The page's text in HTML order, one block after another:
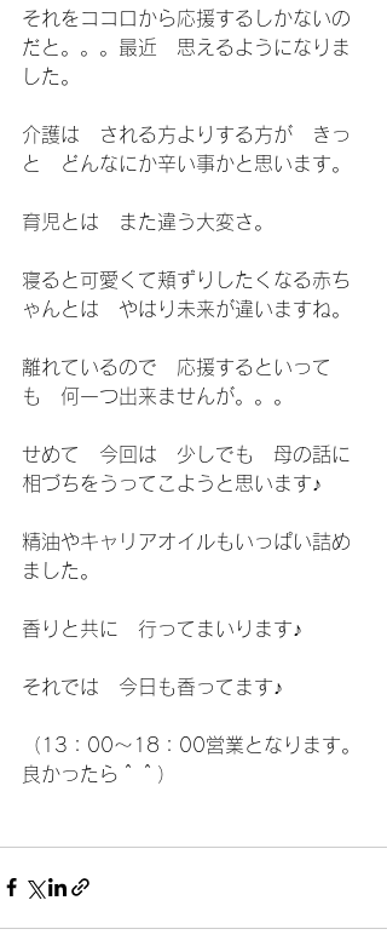
それをココロから応援するしかないの
だと。。。最近　思えるようになりま
した。
介護は　される方よりする方が　きっ
と　どんなにか辛い事かと思います。
育児とは　また違う大変さ。
寝ると可愛くて頬ずりしたくなる赤ち
ゃんとは　やはり未来が違いますね。
離れているので　応援するといって
も　何一つ出来ませんが。。。
せめて　今回は　少しでも　母の話に
相づちをうってこようと思います♪
精油やキャリアオイルもいっぱい詰め
ました。
香りと共に　行ってまいります♪
それでは　今日も香ってます♪
（13：00～18：00営業となります。
良かったら＾＾）